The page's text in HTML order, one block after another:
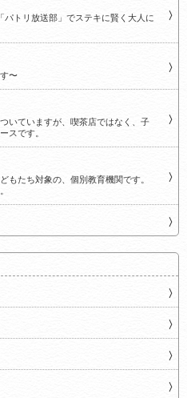
トリ放送部」でステキに賢く大人に
〜
いていますが、喫茶店ではなく、子
スです。
もたち対象の、個別教育機関です。